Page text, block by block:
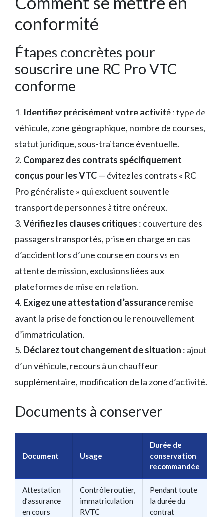
conformité
Étapes concrètes pour
souscrire une RC Pro VTC
conforme
1. Identifiez précisément votre activité: type de
véhicule, zone géographique, nombre de courses,
statut juridique, sous-traitance éventuelle.
2. Comparez des contrats spécifiquement
conçus pour les VTC— évitez les contrats « RC
Pro généraliste » qui excluent souvent le
transport de personnes à titre onéreux.
3.Vérifiez les clauses critiques : couverture des
passagers transportés, prise en charge en cas
d’accident lors d’une course en cours vs en
attente de mission, exclusions liées aux
plateformes de mise en relation.
4. Exigez une attestation d’assuranceremise
avant la prise de fonction ou le renouvellement
d’immatriculation.
5. Déclarez tout changement de situation : ajout
d’un véhicule, recours à un chauffeur
supplémentaire, modification de la zone d’activité.
Documents à conserver
Document Usage
Durée de
conservation
recommandée
Attestation
d’assurance
en cours
Contrôle routier,
immatriculation
RVTC
Pendant toute
la durée du
contrat